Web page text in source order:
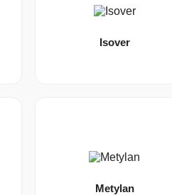
Isover
Metylan